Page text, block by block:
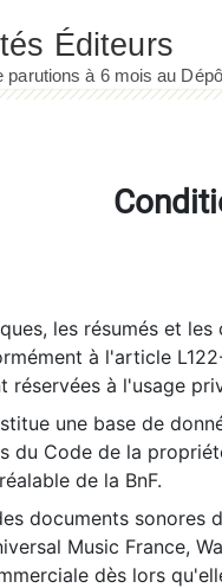
les résumés et
à l'article
réservées à l'usage
une base de
du Code de la
de la BnF.
documents sonores
Music France,
dès lors